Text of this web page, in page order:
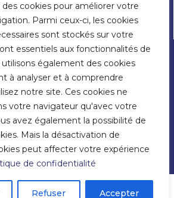
cookies pour améliorer votre
Parmi ceux-ci, les cookies
sont stockés sur votre
essentiels aux fonctionnalités de
également des cookies
à analyser et à comprendre
notre site. Ces cookies ne
votre navigateur qu'avec votre
avez également la possibilité de
Mais la désactivation de
peut affecter votre expérience
de confidentialité
Refuser Accepter
33 rue Robert Nau
ZA des 11 Arpents
41000 BLOIS
54 57 55 80
du tube et raccords spéciaux.
Brasage, Mécano-soudure, Formage.
|Savoir-faire| Actualités |
|Contact
|Politique de confidentialité